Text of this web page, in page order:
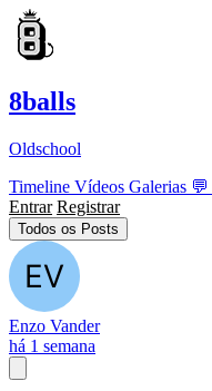
8balls
Oldschool
Timeline Vídeos Galerias 💬
Entrar Registrar
Todos os Posts
Enzo Vander
há 1 semana